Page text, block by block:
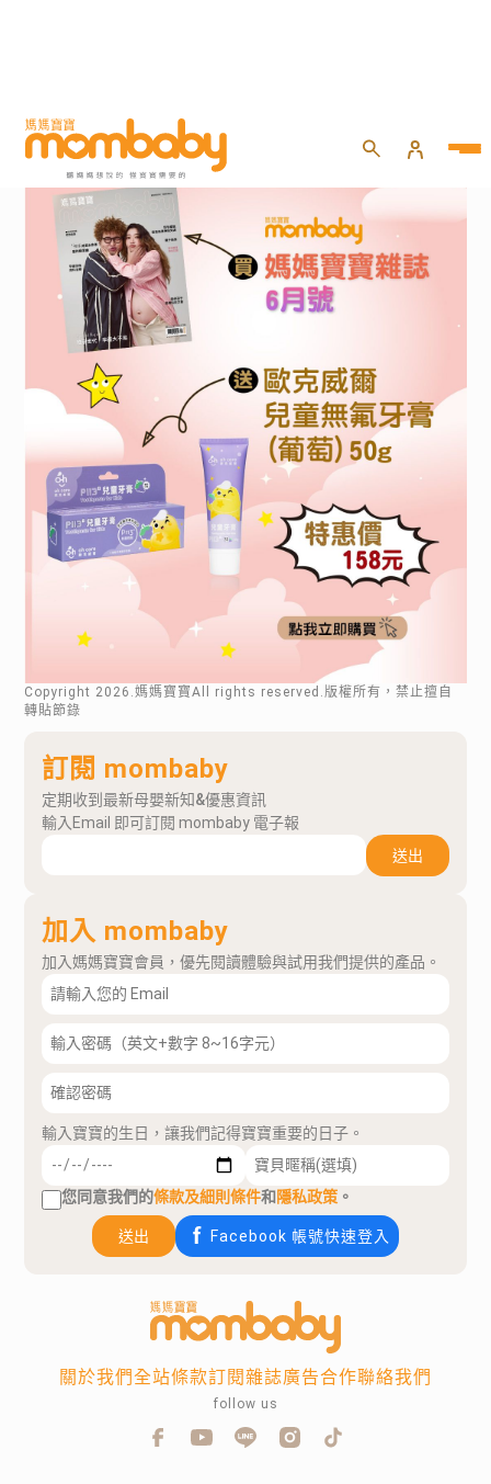
Copyright 2026 .媽媽寶寶All rights reserved.版權所有，禁止擅自
轉貼節錄
訂閱 mombaby
定期收到最新母嬰新知&優惠資訊
輸入Email 即可訂閱 mombaby 電子報
送出
加入 mombaby
加入媽媽寶寶會員，優先閱讀體驗與試用我們提供的產品。
輸入寶寶的生日，讓我們記得寶寶重要的日子。
您同意我們的條款及細則條件和隱私政策 。
送出 Facebook 帳號快速登入
關於我們全站條款訂閱雜誌廣告合作聯絡我們
follow us